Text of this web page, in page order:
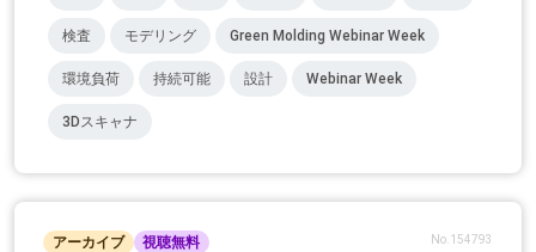
検査 モデリング Green Molding Webinar Week
環境負荷 持続可能 設計 Webinar Week
3Dスキャナ
アーカイブ 視聴無料 No.154793